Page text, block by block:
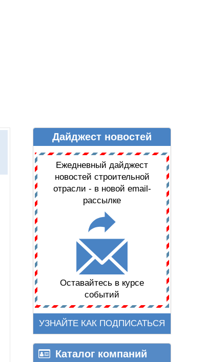
ДАЙДЖЕСТ НОВОСТЕЙДайджест новостей
Ежедневный дайджест
новостей строительной
отрасли - в новой email-
рассылке
Оставайтесь в курсе
событий
УЗНАЙТЕ КАК ПОДПИСАТЬСЯ
Каталог компаний